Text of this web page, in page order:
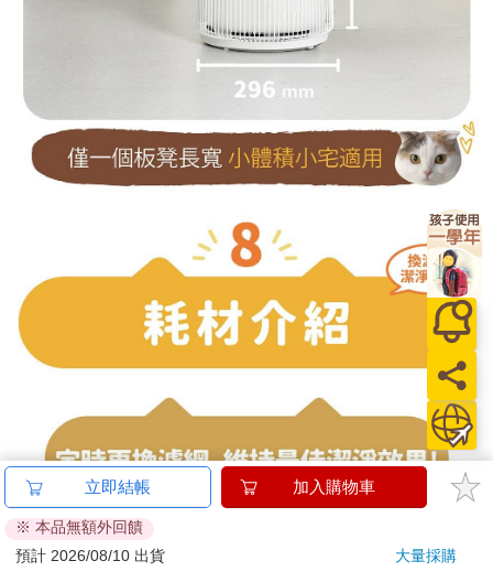
立即結帳 加入購物車
※ 本品無額外回饋
預計 2026/08/10 出貨
大量採購